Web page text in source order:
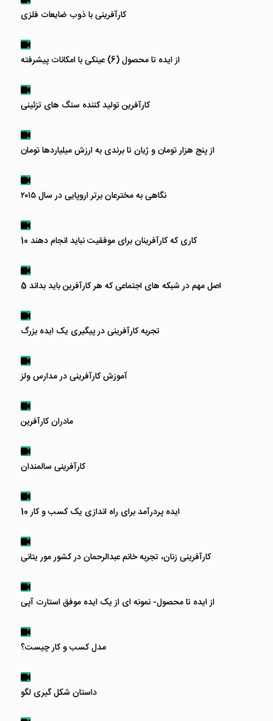
کارآفرینی با ذوب ضایعات فلزی
از ایده تا محصول (6) عینکی با امکانات پیشرفته
کارآفرین تولید کننده سنگ های تزئینی
از پنج هزار تومان و ژیان تا برندی به ارزش میلیاردها تومان
نگاهی به مخترعان برتر اروپایی در سال ۲۰۱۵
10 کاری که کارآفرینان برای موفقیت نباید انجام دهند
5 اصل مهم در شبکه های اجتماعی که هر کارآفرین باید بداند
تجربه کارآفرینی در پیگیری یک ایده بزرگ
آموزش کارآفرینی در مدارس ولز
مادران کارآفرین
کارآفرینی سالمندان
10 ایده پردرآمد برای راه اندازی یک کسب و کار
کارآفرینی زنان، تجربه خانم عبدالرحمان در کشور مور یتانی
از ایده تا محصول- نمونه ای از یک ایده موفق استارت آپی
مدل کسب و کار چیست؟
داستان شکل گیری لگو